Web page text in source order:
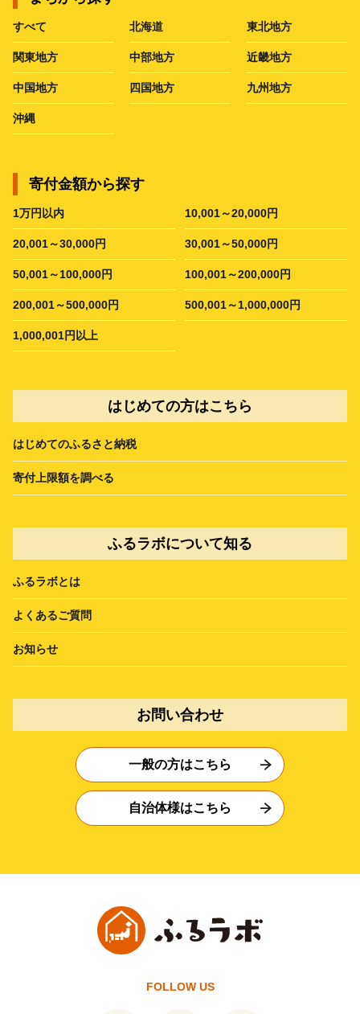
すべて 北海道 東北地方
関東地方 中部地方 近畿地方
中国地方 四国地方 九州地方
沖縄
寄付金額から探す
1万円以内 10,001～20,000円
20,001～30,000円 30,001～50,000円
50,001～100,000円 100,001～200,000円
200,001～500,000円 500,001～1,000,000円
1,000,001円以上
はじめての方はこちら
はじめてのふるさと納税
寄付上限額を調べる
ふるラボについて知る
ふるラボとは
よくあるご質問
お知らせ
お問い合わせ
一般の方はこちら
自治体様はこちら
FOLLOW US